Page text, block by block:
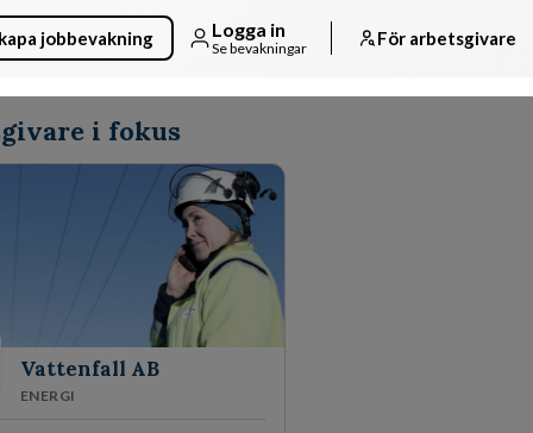
jobbevakning Logga in
Se bevakningar För arbetsgivare
i fokus
Vattenfall AB
ENERGI